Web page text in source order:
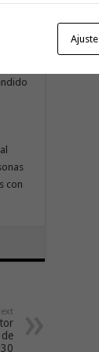
con